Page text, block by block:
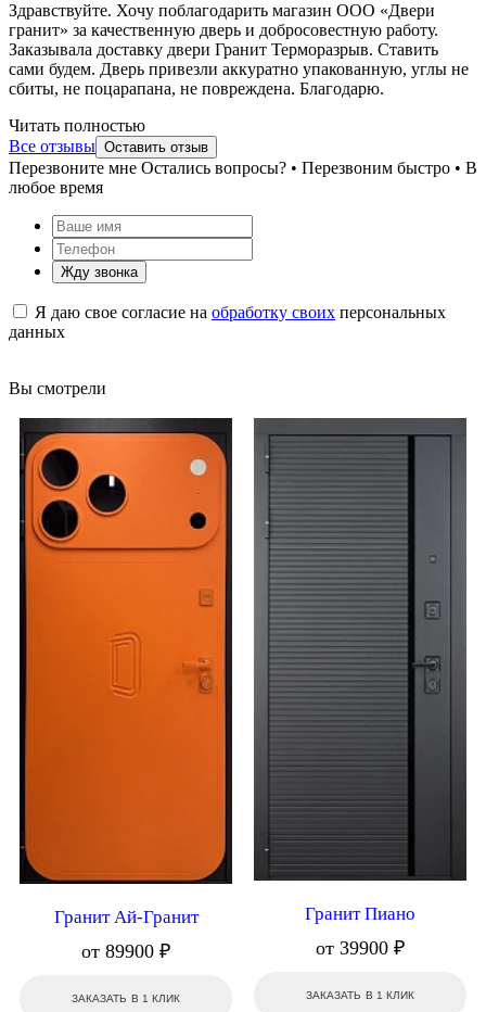
Здравствуйте. Хочу поблагодарить магазин ООО «Двери
гранит» за качественную дверь и добросовестную работу.
Заказывала доставку двери Гранит Терморазрыв. Ставить
сами будем. Дверь привезли аккуратно упакованную, углы не
сбиты, не поцарапана, не повреждена. Благодарю.
Читать полностью
Все отзывы Оставить отзыв
Перезвоните мне Остались вопросы? • Перезвоним быстро • В
любое время
Жду звонка
Я даю свое согласие на обработку своих персональных
данных
Вы смотрели
Гранит Ай-Гранит
от 89900 ₽
ЗАКАЗАТЬ В 1 КЛИК
Гранит Пиано
от 39900 ₽
ЗАКАЗАТЬ В 1 КЛИК